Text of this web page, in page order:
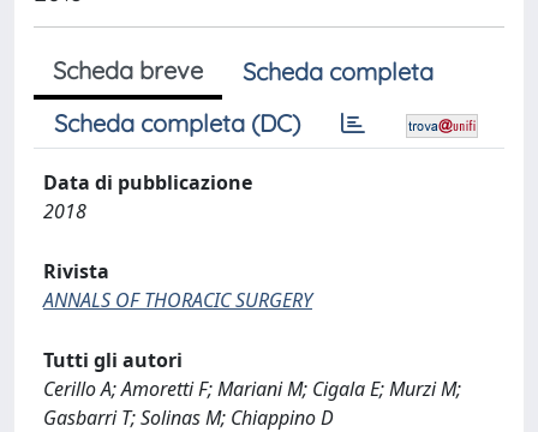
Scheda breve
Scheda completa
Scheda completa (DC)
Data di pubblicazione
2018
Rivista
ANNALS OF THORACIC SURGERY
Tutti gli autori
Cerillo A; Amoretti F; Mariani M; Cigala E; Murzi M;
Gasbarri T; Solinas M; Chiappino D